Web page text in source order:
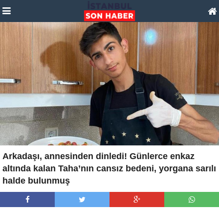
Arkadaşı, annesinden dinledi! Günlerce enkaz
altında kalan Taha’nın cansız bedeni, yorgana sarılı
halde bulunmuş